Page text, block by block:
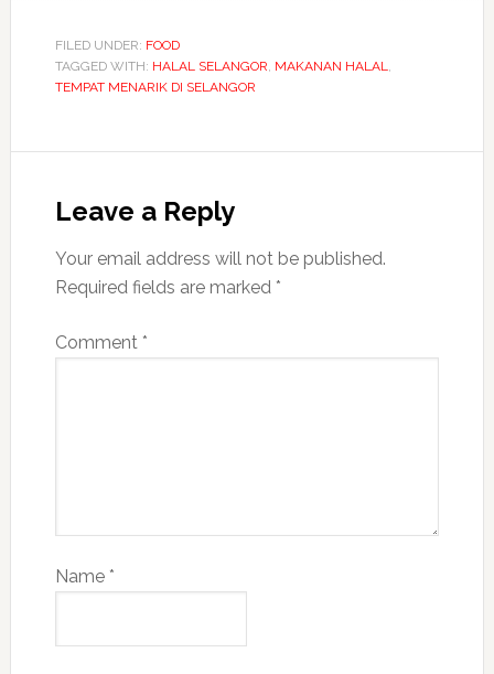
FILED UNDER: FOOD
TAGGED WITH: HALAL SELANGOR, MAKANAN HALAL,
TEMPAT MENARIK DI SELANGOR
Leave a Reply
Your email address will not be published.
Required fields are marked *
Comment *
Name *